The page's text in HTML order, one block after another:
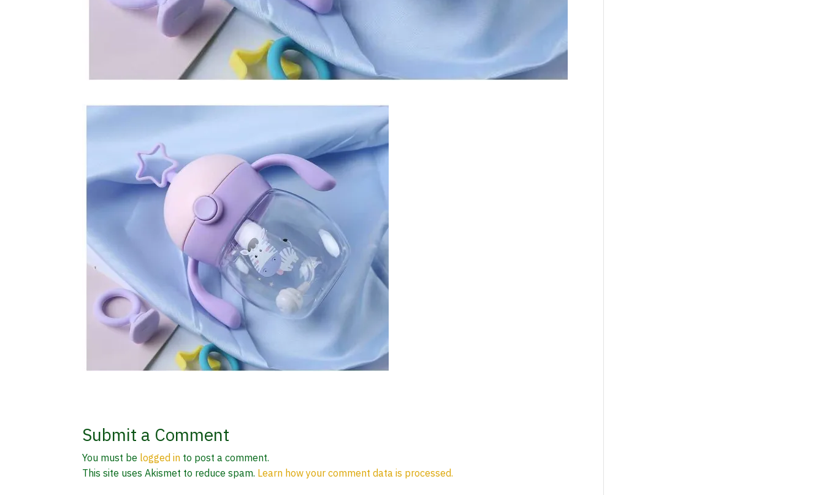
Submit a Comment
You must be logged into post a comment.
This site uses Akismet to reduce spam. Learn how your comment data is processed.